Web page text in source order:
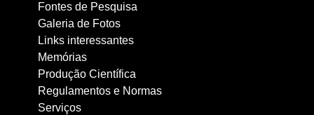
Fontes de Pesquisa
Galeria de Fotos
Links interessantes
Memórias
Produção Científica
Regulamentos e Normas
Serviços